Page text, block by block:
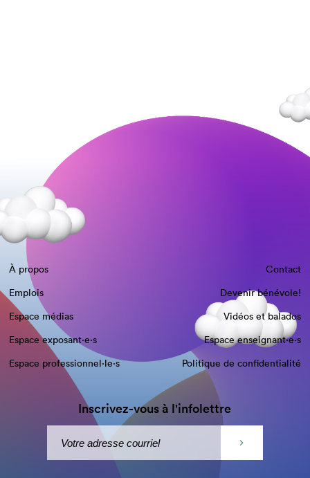
À propos
Contact
Emplois
Devenir bénévole!
Espace médias
Vidéos et balados
Espace exposant·e⋅s
Espace enseignant·e⋅s
Espace professionnel·le⋅s
Politique de confidentialité
Inscrivez-vous à l'infolettre